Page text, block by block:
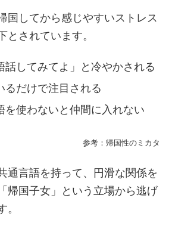
国してから感じやすいストレス
とされています。
話してみてよ」と冷やかされる
るだけで注目される
を使わないと仲間に入れない
参考：帰国性のミカタ
通言語を持って、円滑な関係を
帰国子女」という立場から逃げ
。